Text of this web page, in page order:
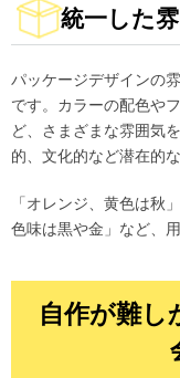
統一した
パッケージデザインの
です。カラーの配色や
ど、さまざまな雰囲気
的、文化的など潜在的
「オレンジ、黄色は秋
色味は黒や金」など、
自作が難し